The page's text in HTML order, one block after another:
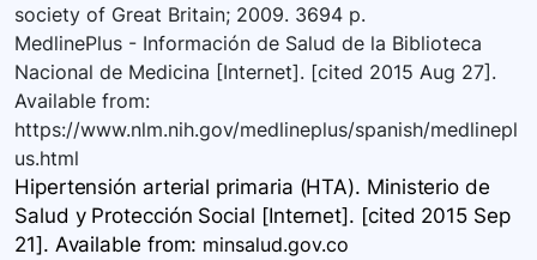
society of Great Britain; 2009. 3694 p.
MedlinePlus - Información de Salud de la Biblioteca
Nacional de Medicina [Internet]. [cited 2015 Aug 27].
Available from:
https://www.nlm.nih.gov/medlineplus/spanish/medlinepl
us.html
Hipertensión arterial primaria (HTA). Ministerio de
Salud y Protección Social [Internet]. [cited 2015 Sep
21]. Available from: minsalud.gov.co